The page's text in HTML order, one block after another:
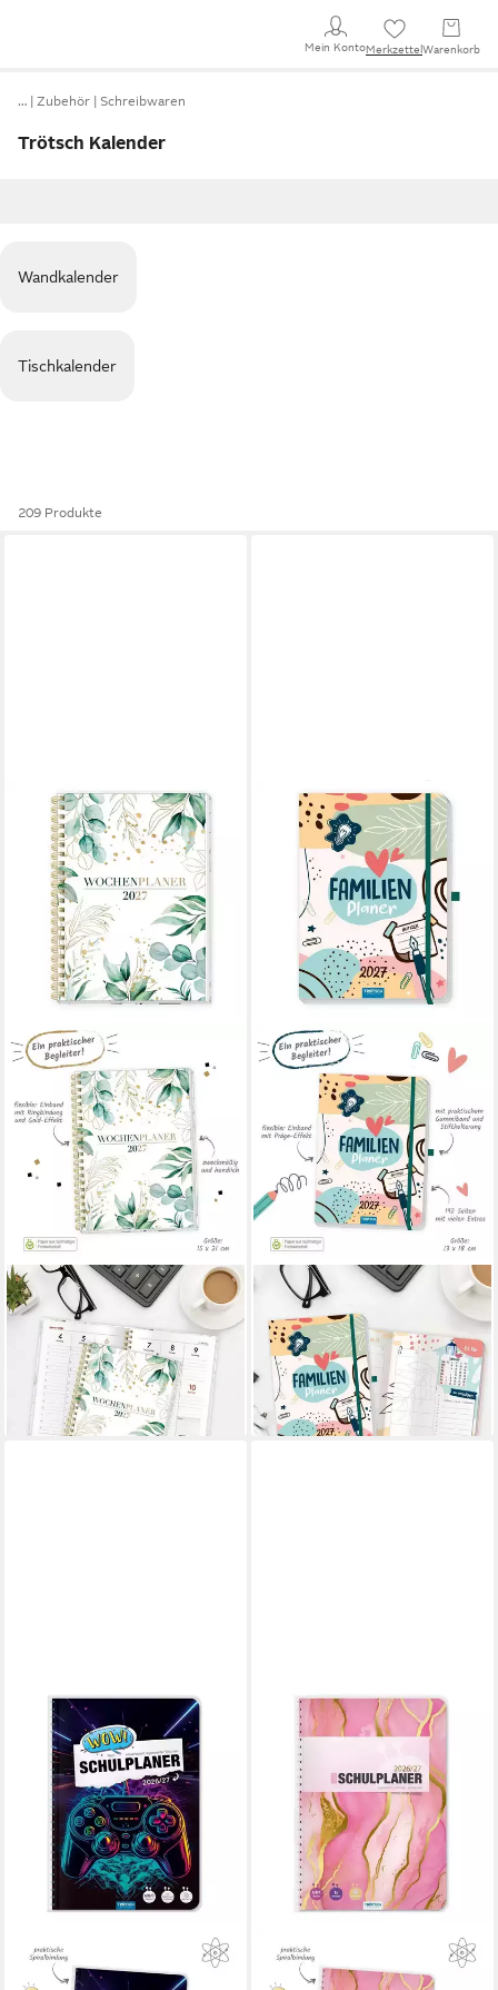
Mein KontoMerkzettel Warenkorb
… Zubehör Schreibwaren
Trötsch Kalender
Wandkalender
Tischkalender
209 Produkte
TRÖTSCH VERLAG
Taschenkalender TRÖTSCH -
Wochenplaner A5 mit Wire-O
Modern 2027
10,85 €
lieferbar - in 2-3 Werktagen bei dir
TRÖTSCH VERLAG
Wandkalender TRÖTSCH -
Wochenbuch Familienplaner
2027
11,55 €
lieferbar - in 2-3 Werktagen bei dir